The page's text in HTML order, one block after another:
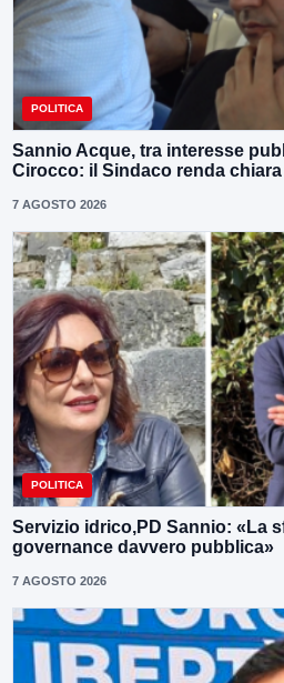
POLITICA
Sannio Acque, tra interesse
Cirocco: il Sindaco renda
7 AGOSTO 2026
POLITICA
Servizio idrico,PD Sannio: «La
governance davvero pubblica»
7 AGOSTO 2026